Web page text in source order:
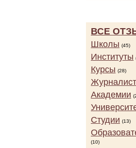
ВСЕ
Школы (45)
Институты
Курсы (28)
Академии
Студии (13)
(10)